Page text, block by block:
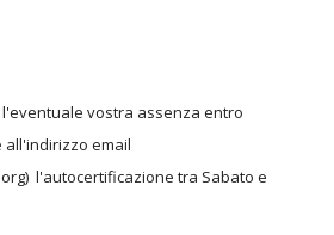
vostra assenza entro
all'indirizzo email
l'autocertificazione tra Sabato e